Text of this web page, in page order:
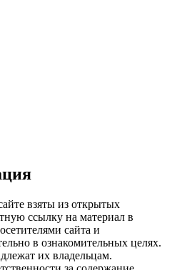
взяты из открытых
ссылку на материал в
сайта и
в ознакомительных целях.
их владельцам.